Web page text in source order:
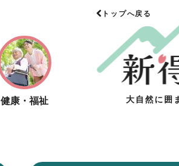
トップへ戻る
大自然に囲
健康・福祉